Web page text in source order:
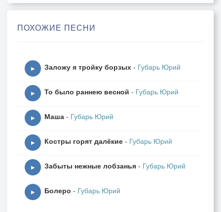
Улетят они от нас,
Им веселье – вечный час!
В тот дивный край,
Лети, лети, мечта любви
Где мой кумир.
Так и я весельем песни
Смехом шумным и беспечным
ПОХОЖИЕ ПЕСНИ
▶ Заложу я тройку борзых - Губарь Юрий
▶ То было раннею весной - Губарь Юрий
▶ Маша - Губарь Юрий
▶ Костры горят далёкие - Губарь Юрий
▶ Забыты нежные лобзанья - Губарь Юрий
▶ Болеро - Губарь Юрий